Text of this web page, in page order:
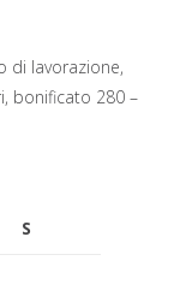
di lavorazione,
bonificato 280 –
S